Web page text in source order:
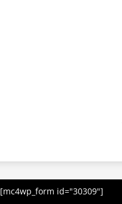
[mc4wp_form id="30309"]